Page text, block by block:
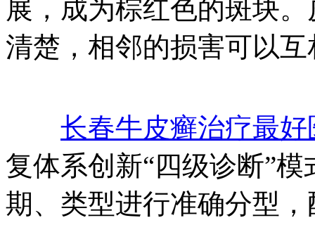
展，成为棕红色的斑块
清楚，相邻的损害可以
长春牛皮癣治疗最好
复体系创新“四级诊断”
期、类型进行准确分型